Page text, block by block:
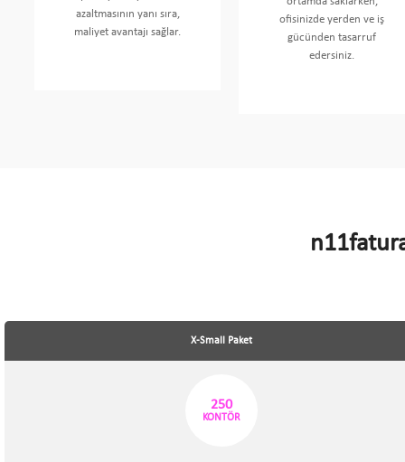
azaltmasının yanı sıra,
maliyet avantajı sağlar.
ofisinizde yerden ve iş
gücünden tasarruf
edersiniz.
X-Small Paket
250
KONTÖR